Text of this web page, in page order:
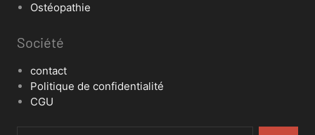
Ostéopathie
Société
contact
Politique de confidentialité
CGU